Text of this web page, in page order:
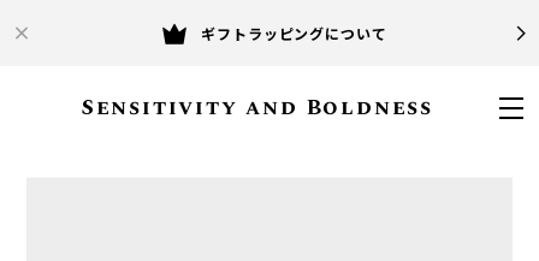
ギフトラッピングについて
Sensitivity and Boldness